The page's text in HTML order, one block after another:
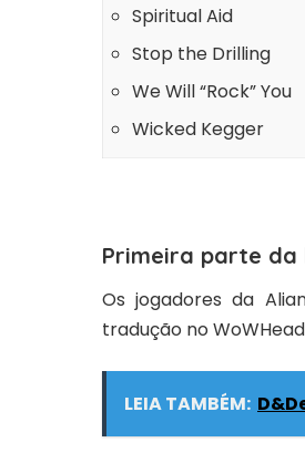
Spiritual Aid
Stop the Drilling
We Will “Rock” You
Wicked Kegger
Primeira parte da
Os jogadores da
tradução no
LEIA TAMBÉM: